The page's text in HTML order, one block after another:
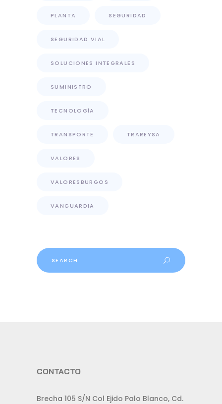
PLANTA SEGURIDAD
SEGURIDAD VIAL
SOLUCIONES INTEGRALES
SUMINISTRO
TECNOLOGÍA
TRANSPORTE TRAREYSA
VALORES
VALORESBURGOS
VANGUARDIA
Search
for:
CONTACTO
Brecha 105 S/N Col Ejido Palo Blanco, Cd.